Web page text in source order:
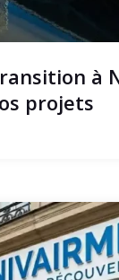
à
projets